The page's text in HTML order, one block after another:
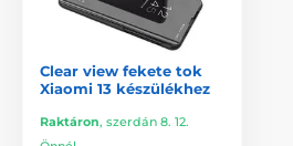
Clear view fekete tok
Xiaomi 13 készülékhez
Raktáron, szerdán 8. 12.